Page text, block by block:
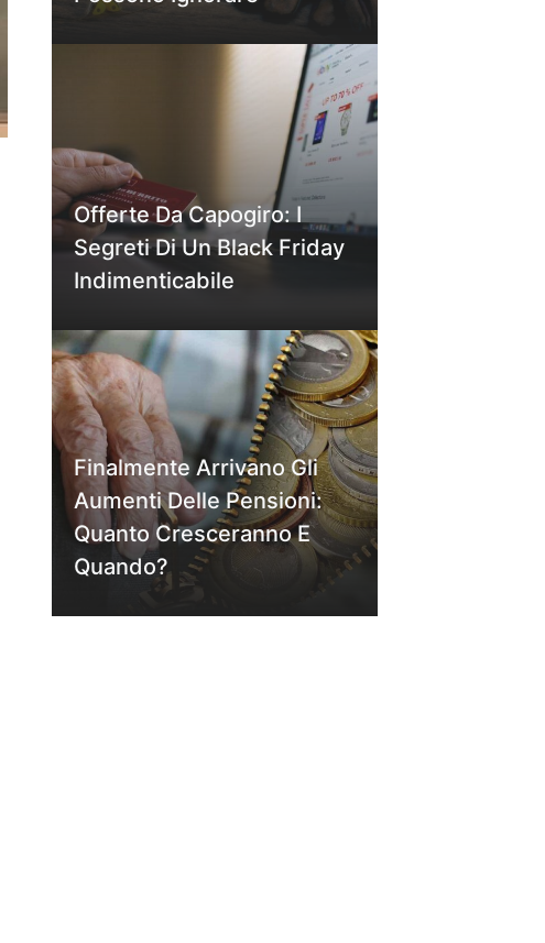
Offerte Da Capogiro: I
Segreti Di Un Black Friday
Indimenticabile
Finalmente Arrivano Gli
Aumenti Delle Pensioni:
Quanto Cresceranno E
Quando?